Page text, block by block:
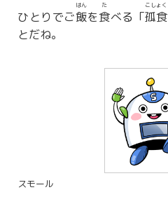
ひとりでご飯
はん
を食
た
べる「孤食
こしょく
とだね。
スモール